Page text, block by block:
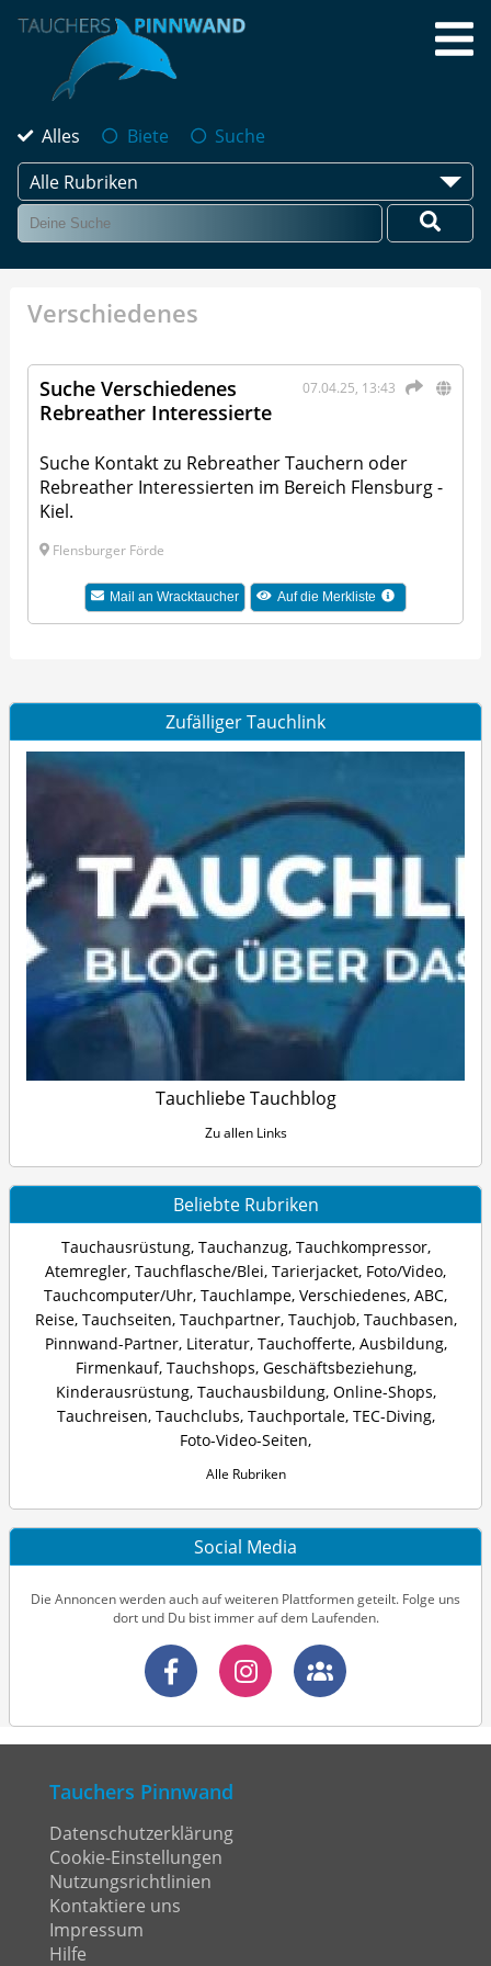
Alles Biete
Suche
Alle Rubriken
Verschiedenes
07.04.25, 13:43
Suche Verschiedenes
Rebreather Interessierte
Suche Kontakt zu Rebreather Tauchern oder
Rebreather Interessierten im Bereich Flensburg -
Kiel.
Flensburger Förde
Mail an Wracktaucher Auf die Merkliste
Zufälliger Tauchlink
Tauchliebe Tauchblog
Zu allen Links
Beliebte Rubriken
Tauchausrüstung, Tauchanzug, Tauchkompressor,
Atemregler, Tauchflasche/Blei, Tarierjacket, Foto/Video,
Tauchcomputer/Uhr, Tauchlampe, Verschiedenes, ABC,
Reise, Tauchseiten, Tauchpartner, Tauchjob, Tauchbasen,
Pinnwand-Partner, Literatur, Tauchofferte, Ausbildung,
Firmenkauf, Tauchshops, Geschäftsbeziehung,
Kinderausrüstung, Tauchausbildung, Online-Shops,
Tauchreisen, Tauchclubs, Tauchportale, TEC-Diving,
Foto-Video-Seiten,
Alle Rubriken
Social Media
Die Annoncen werden auch auf weiteren Plattformen geteilt. Folge uns
dort und Du bist immer auf dem Laufenden.
Tauchers Pinnwand
Datenschutzerklärung
Cookie-Einstellungen
Nutzungsrichtlinien
Kontaktiere uns
Impressum
Hilfe